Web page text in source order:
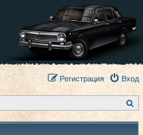
Вход
Регистрация
о
с